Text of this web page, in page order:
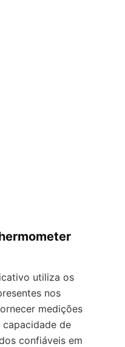
utiliza os
nos
medições
capacidade de
confiáveis em